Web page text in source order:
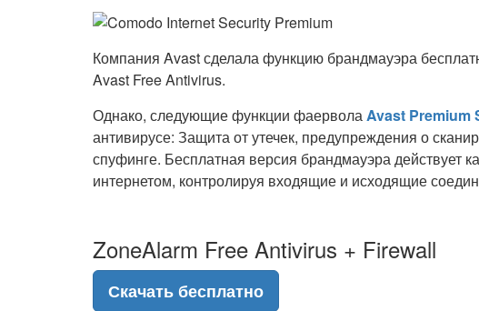
Компания Avast сделала функцию брандмауэра
Avast Free Antivirus.
Однако, следующие функции фаерволаAvast Premium
антивирусе: Защита от утечек, предупреждения о
спуфинге. Бесплатная версия брандмауэра действует
интернетом, контролируя входящие и исходящие
ZoneAlarm Free Antivirus + Firewall
Скачать бесплатно